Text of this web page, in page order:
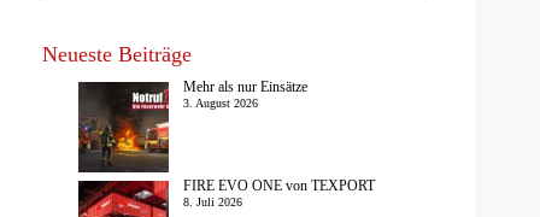
Neueste Beiträge
Mehr als nur Einsätze
3. August 2026
FIRE EVO ONE von TEXPORT
8. Juli 2026